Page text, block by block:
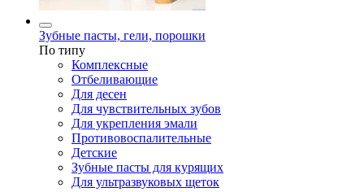
Зубные пасты, гели, порошки
По типу
Комплексные
Отбеливающие
Для десен
Для чувствительных зубов
Для укрепления эмали
Противовоспалительные
Детские
Зубные пасты для курящих
Для ультразвуковых щеток